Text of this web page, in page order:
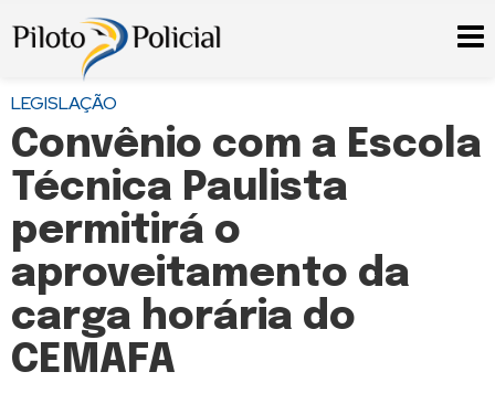
LEGISLAÇÃO
Convênio com a Escola
Técnica Paulista
permitirá o
aproveitamento da
carga horária do
CEMAFA